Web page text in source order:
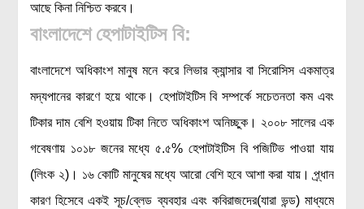
আছে কিনা নিশ্চিত করবে।
বাংলাদেশে হেপাটাইটিস বি:
বাংলাদেশে অধিকাংশ মানুষ মনে করে লিভার ক্যান্সার বা সিরোসিস একমাত্র
মদ্যপানের কারণে হয়ে থাকে। হেপাটাইটিস বি সম্পর্কে সচেতনতা কম এবং
টিকার দাম বেশি হওয়ায় টিকা নিতে অধিকাংশ অনিচ্ছুক। ২০০৮ সালের এক
গবেষণায় ১০১৮ জনের মধ্যে ৫.৫% হেপাটাইটিস বি পজিটিভ পাওয়া যায়
(লিংক ২)। ১৬ কোটি মানুষের মধ্যে আরো বেশি হবে আশা করা যায়। প্র্ধান
কারণ হিসেবে একই সূচ/ব্লেড ব্যবহার এবং কবিরাজদের(যারা ভন্ড) মাধ্যমে